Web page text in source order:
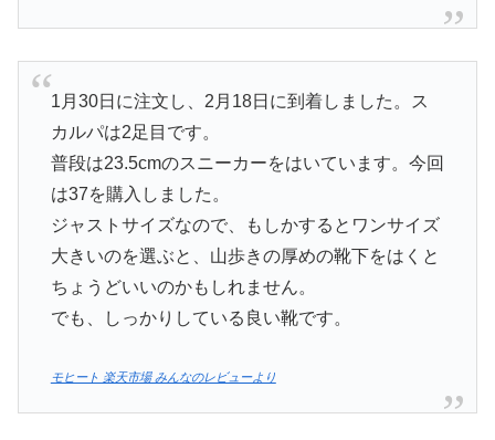
1月30日に注文し、2月18日に到着しました。ス
カルパは2足目です。
普段は23.5cmのスニーカーをはいています。今回
は37を購入しました。
ジャストサイズなので、もしかするとワンサイズ
大きいのを選ぶと、山歩きの厚めの靴下をはくと
ちょうどいいのかもしれません。
でも、しっかりしている良い靴です。
モヒート 楽天市場 みんなのレビューより